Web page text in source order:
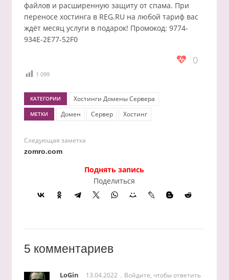
файлов и расширенную защиту от спама. При
переносе хостинга в REG.RU на любой тариф вас
ждёт месяц услуги в подарок! Промокод: 9774-
934E-2E77-52F0
0
1 099
КАТЕГОРИИ Хостинги Домены Сервера
МЕТКИ Домен Сервер Хостинг
Следующая заметка
zomro.com
Поднять запись
Поделиться
5 комментариев
LoGin 13.04.2022 Войдите, чтобы ответить